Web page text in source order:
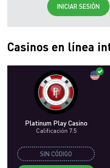
INICIAR SESIÓN
Casinos en línea
Platinum Play Casino
Calificación 7.5
SIN CÓDIGO